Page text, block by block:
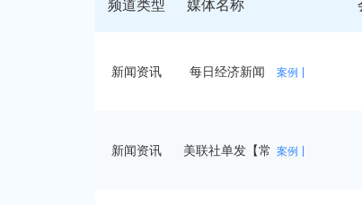
频道类型 媒体名称
新闻资讯 每日经济新闻 案例
新闻资讯
美联社单发【常 案例